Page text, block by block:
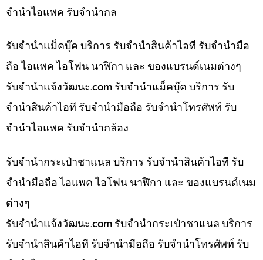
จำนำไอแพค รับจำนำกล
รับจำนำแม็คบุ๊ค บริการ รับจำนำสินค้าไอที รับจำนำมือ
ถือ ไอแพค ไอโฟน นาฬิกา และ ของแบรนด์เนมต่างๆ
รับจํานําแจ้งวัฒนะ.com รับจำนำแม็คบุ๊ค บริการ รับ
จำนำสินค้าไอที รับจำนำมือถือ รับจำนำโทรศัพท์ รับ
จำนำไอแพค รับจำนำกล้อง
รับจำนำกระเป๋าชาแนล บริการ รับจำนำสินค้าไอที รับ
จำนำมือถือ ไอแพค ไอโฟน นาฬิกา และ ของแบรนด์เนม
ต่างๆ
รับจํานําแจ้งวัฒนะ.com รับจำนำกระเป๋าชาแนล บริการ
รับจำนำสินค้าไอที รับจำนำมือถือ รับจำนำโทรศัพท์ รับ